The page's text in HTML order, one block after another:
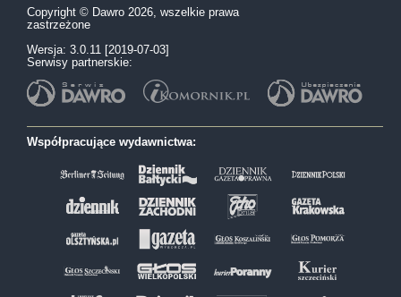
Copyright © Dawro 2026, wszelkie prawa
zastrzeżone
Wersja: 3.0.11 [2019-07-03]
Serwisy partnerskie:
Współpracujące wydawnictwa: